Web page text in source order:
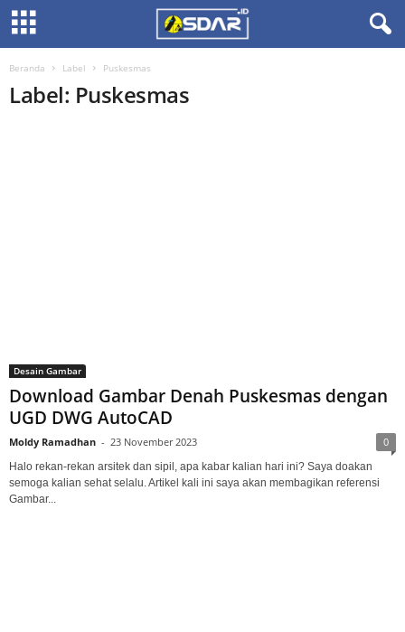
Beranda Label Puskesmas
Label: Puskesmas
Desain Gambar
Download Gambar Denah Puskesmas dengan
UGD DWG AutoCAD
Moldy Ramadhan - 23 November 2023 0
Halo rekan-rekan arsitek dan sipil, apa kabar kalian hari ini? Saya doakan
semoga kalian sehat selalu. Artikel kali ini saya akan membagikan referensi
Gambar...